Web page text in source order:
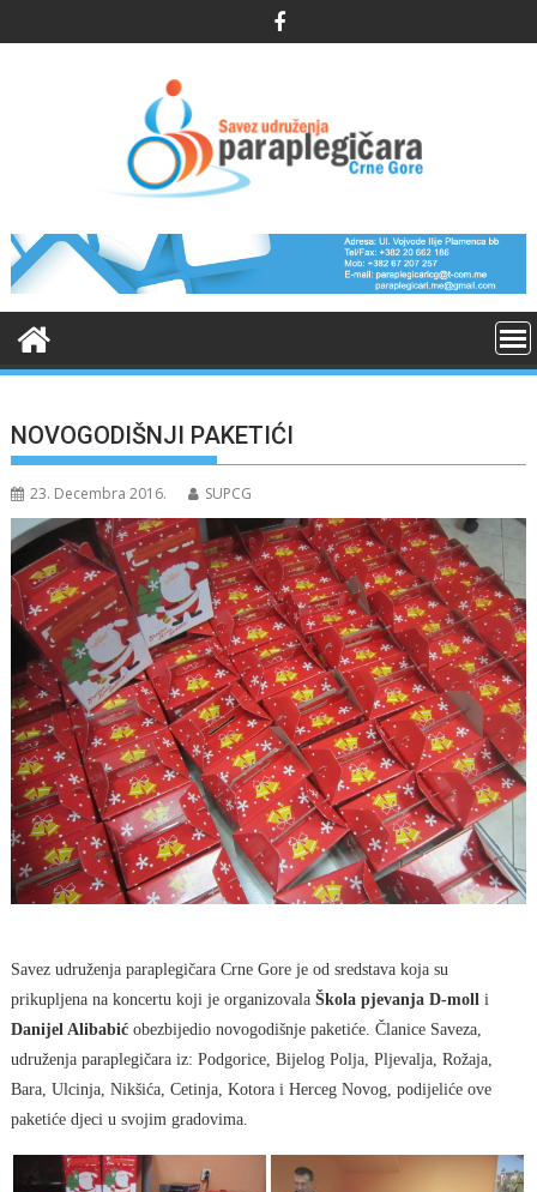
to
NOVOGODIŠNJI PAKETIĆI
23. Decembra 2016. SUPCG
Savez udruženja paraplegičara Crne Gore je od sredstava koja su
prikupljena na koncertu koji je organizovalaŠkola pjevanja D-moll i
Danijel Alibabić obezbijedio novogodišnje paketiće. Članice Saveza,
udruženja paraplegičara iz: Podgorice, Bijelog Polja, Pljevalja, Rožaja,
Bara, Ulcinja, Nikšića, Cetinja, Kotora i Herceg Novog, podijeliće ove
paketiće djeci u svojim gradovima.